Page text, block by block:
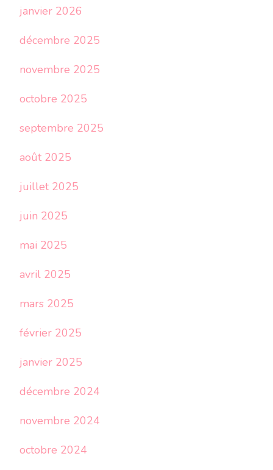
janvier 2026
décembre 2025
novembre 2025
octobre 2025
septembre 2025
août 2025
juillet 2025
juin 2025
mai 2025
avril 2025
mars 2025
février 2025
janvier 2025
décembre 2024
novembre 2024
octobre 2024